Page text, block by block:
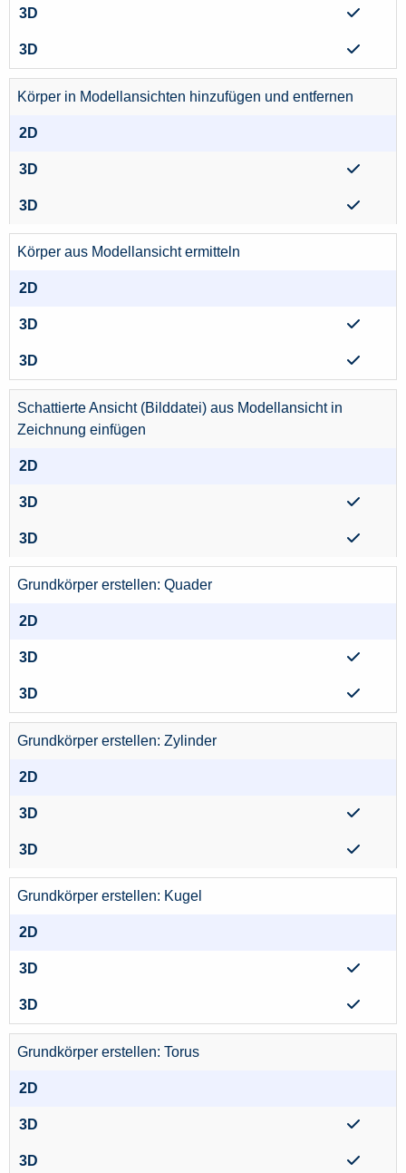
Körper in Modellansichten hinzufügen und entfernen
Körper aus Modellansicht ermitteln
Schattierte Ansicht (Bilddatei) aus Modellansicht in
Zeichnung einfügen
Grundkörper erstellen: Quader
Grundkörper erstellen: Zylinder
Grundkörper erstellen: Kugel
Grundkörper erstellen: Torus